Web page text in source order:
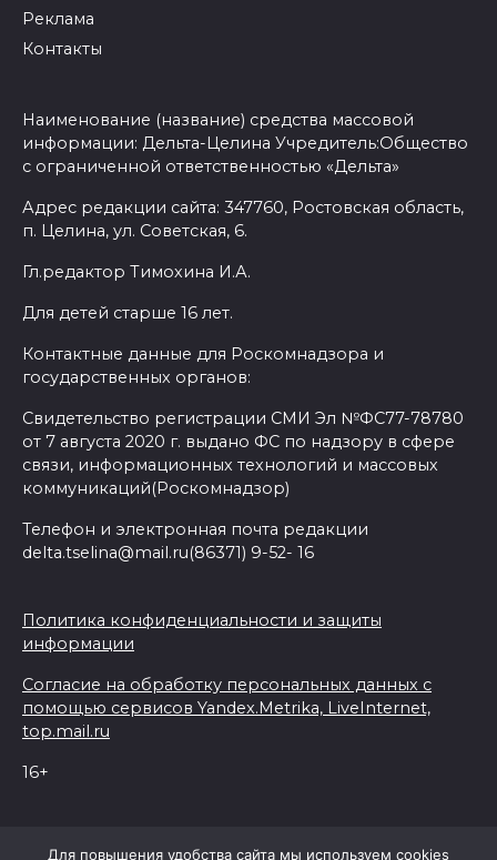
Реклама
Контакты
Наименование (название) средства массовой
информации: Дельта-Целина Учредитель:Общество
с ограниченной ответственностью «Дельта»
Адрес редакции сайта: 347760, Ростовская область,
п. Целина, ул. Советская, 6.
Гл.редактор Тимохина И.А.
Для детей старше 16 лет.
Контактные данные для Роскомнадзора и
государственных органов:
Свидетельство регистрации СМИ Эл №ФС77-78780
от 7 августа 2020 г. выдано ФС по надзору в сфере
связи, информационных технологий и массовых
коммуникаций(Роскомнадзор)
Телефон и электронная почта редакции
delta.tselina@mail.ru(86371) 9-52- 16
Политика конфиденциальности и защиты
информации
Согласие на обработку персональных данных с
помощью сервисов Yandex.Metrika, LiveInternet,
top.mail.ru
16+
Для повышения удобства сайта мы используем cookies